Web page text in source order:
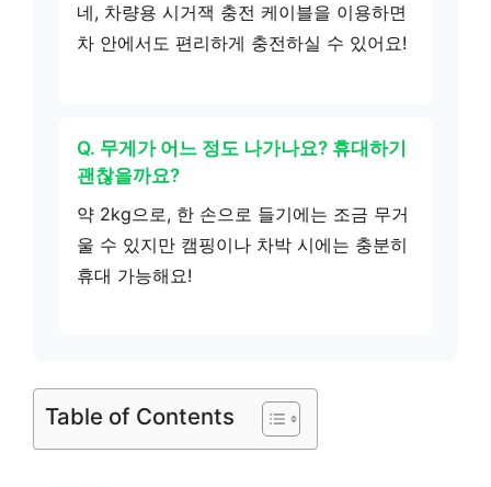
네, 차량용 시거잭 충전 케이블을 이용하면
차 안에서도 편리하게 충전하실 수 있어요!
Q. 무게가 어느 정도 나가나요? 휴대하기
괜찮을까요?
약 2kg으로, 한 손으로 들기에는 조금 무거
울 수 있지만 캠핑이나 차박 시에는 충분히
휴대 가능해요!
Table of Contents